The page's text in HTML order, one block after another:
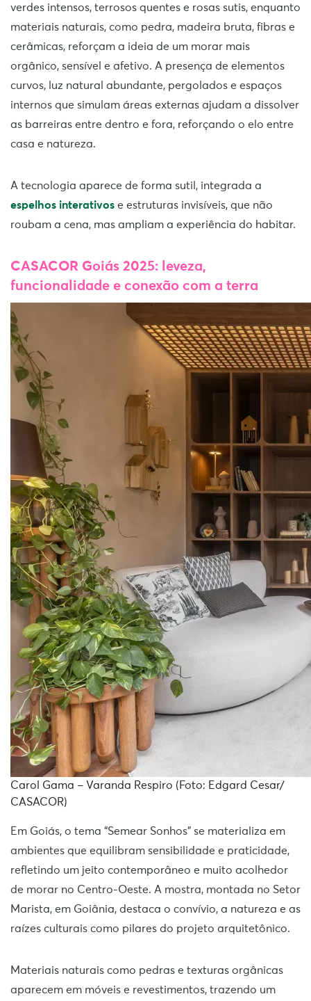
verdes intensos, terrosos quentes e rosas sutis, enquanto
materiais naturais, como pedra, madeira bruta, fibras e
cerâmicas, reforçam a ideia de um morar mais
orgânico, sensível e afetivo. A presença de elementos
curvos, luz natural abundante, pergolados e espaços
internos que simulam áreas externas ajudam a dissolver
as barreiras entre dentro e fora, reforçando o elo entre
casa e natureza.
A tecnologia aparece de forma sutil, integrada a
espelhos interativos e estruturas invisíveis, que não
roubam a cena, mas ampliam a experiência do habitar.
CASACOR Goiás 2025: leveza,
funcionalidade e conexão com a terra
Carol Gama – Varanda Respiro (Foto: Edgard Cesar/
CASACOR)
Em Goiás, o tema “Semear Sonhos” se materializa em
ambientes que equilibram sensibilidade e praticidade,
refletindo um jeito contemporâneo e muito acolhedor
de morar no Centro-Oeste. A mostra, montada no Setor
Marista, em Goiânia, destaca o convívio, a natureza e as
raízes culturais como pilares do projeto arquitetônico.
Materiais naturais como pedras e texturas orgânicas
aparecem em móveis e revestimentos, trazendo um